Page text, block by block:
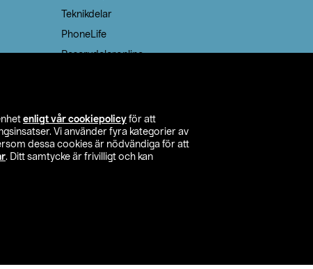
enligt vår cookiepolicy för att
Vi använder fyra kategorier av
dessa cookies är nödvändiga för att
. Ditt samtycke är frivilligt och kan
Teknikdelar
PhoneLife
Reservdelaronline